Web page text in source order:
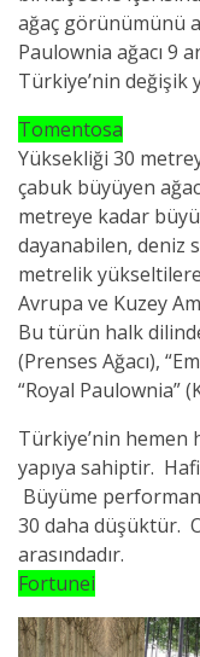
ağaç görünümünü
Paulownia ağacı 9
Türkiye’nin
Tomentosa
Yüksekliği 30
çabuk büyüyen
metreye kadar
dayanabilen, deniz
metrelik
Avrupa ve Kuzey
Bu türün halk
(Prenses Ağacı),
“Royal Paulownia”
Türkiye’nin hemen
yapıya sahiptir.
Büyüme
30 daha düşüktür.
arasındadır.
Fortunei